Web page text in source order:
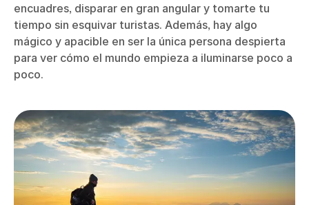
encuadres, disparar en gran angular y tomarte tu
tiempo sin esquivar turistas. Además, hay algo
mágico y apacible en ser la única persona despierta
para ver cómo el mundo empieza a iluminarse poco a
poco.